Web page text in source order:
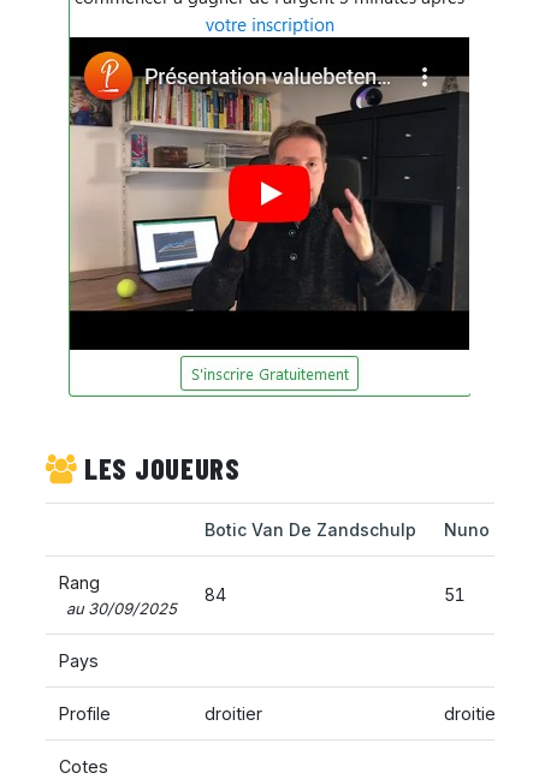
LES JOUEURS
Botic Van De Zandschulp Nuno
Rang
au 30/09/2025
84 51
Pays
Profile droitier droitier
Cotes